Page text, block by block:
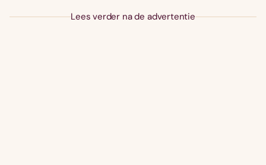
Lees verder na de advertentie